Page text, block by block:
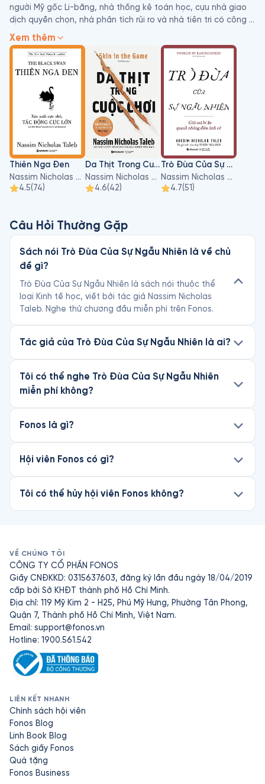
người Mỹ gốc Li-băng, nhà thống kê toán học, cựu nhà giao
dịch quyền chọn, nhà phân tích rủi ro và nhà tiên tri có công
việc liên quan đến các vấn đề ngẫu nhiên, xác suất và không
chắc chắn. Tờ Sunday Times gọi cuốn sách năm 2007 của
ông là Thiên Nga Đen là một trong 12 cuốn sách có ảnh
hưởng nhất kể từ Thế chiến thứ hai.
Taleb chỉ trích các phương pháp quản lý rủi ro được ngành tài
chính sử dụng trong các cuộc khủng hoảng tài chính, sau đó
thu lợi nhuận từ cuộc khủng hoảng tài chính cuối những năm
2000. Ông ủng hộ một xã hội "thiên nga đen mạnh mẽ",
nghĩa là một xã hội có thể chịu đựng những sự kiện khó đoán
định. Ông đề xuất ý tưởng "chống phân mảnh" trong các hệ
thống; nghĩa là, khả năng thu lợi và phát triển từ một nhóm
các sự kiện ngẫu nhiên, sai sót và biến động nhất định cũng
như "mày mò lồi lõm" như một phương pháp khám phá khoa
hơn nghiên cứu chỉ đạo.
Xem thêm
Thiên Nga Đen
Nassim Nicholas Taleb
4.5(74)
Da Thịt Trong Cuộc Chơi
Nassim Nicholas Taleb
4.6(42)
Trò Đùa Của Sự Ngẫu Nhiên
Nassim Nicholas Taleb
4.7(51)
Câu Hỏi Thường Gặp
Sách nói Trò Đùa Của Sự Ngẫu Nhiên là về chủ
đề gì?
Trò Đùa Của Sự Ngẫu Nhiên là sách nói thuộc thể
loại Kinh tế học, viết bởi tác giả Nassim Nicholas
Taleb. Nghe thử chương đầu miễn phí trên Fonos.
Tác giả của Trò Đùa Của Sự Ngẫu Nhiên là ai?
Tôi có thể nghe Trò Đùa Của Sự Ngẫu Nhiên
miễn phí không?
Fonos là gì?
Hội viên Fonos có gì?
Tôi có thể hủy hội viên Fonos không?
VỀ CHÚNG TÔI
CÔNG TY CỔ PHẦN FONOS
Giấy CNĐKKD: 0315637603, đăng ký lần đầu ngày 18/04/2019
cấp bởi Sở KHĐT thành phố Hồ Chí Minh.
Địa chỉ: 119 Mỹ Kim 2 - H25, Phú Mỹ Hưng, Phường Tân Phong,
Quận 7, Thành phố Hồ Chí Minh, Việt Nam.
Email: support@fonos.vn
Hotline: 1900.561.542
LIÊN KẾT NHANH
Chính sách hội viên
Fonos Blog
Linh Book Blog
Sách giấy Fonos
Quà tặng
Fonos Business